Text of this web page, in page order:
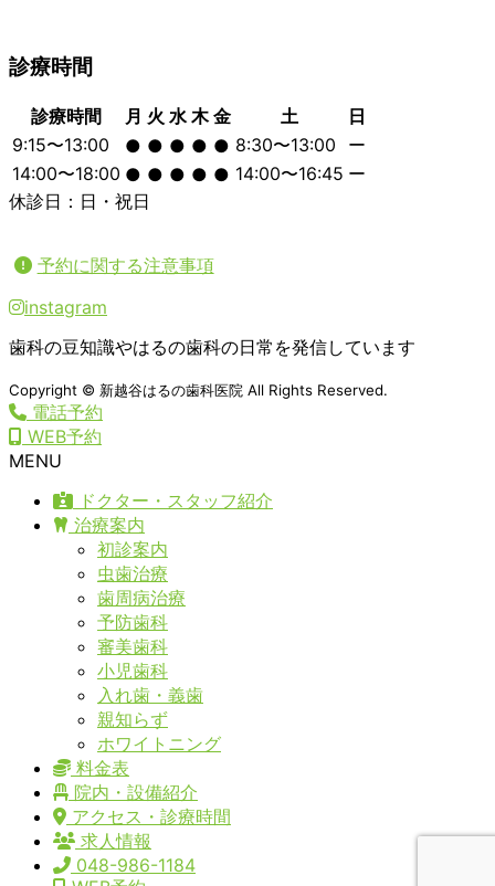
診療時間
診療時間 月 火 水 木 金 土
日
9:15〜13:00
● ● ● ● ● 8:30〜13:00
ー
14:00〜18:00 ● ● ● ● ● 14:00〜16:45 ー
休診日：日・祝日
予約に関する注意事項
instagram
歯科の豆知識やはるの歯科の日常を発信しています
Copyright © 新越谷はるの歯科医院 All Rights Reserved.
電話予約
WEB予約
MENU
ドクター・スタッフ紹介
治療案内
初診案内
虫歯治療
歯周病治療
予防歯科
審美歯科
小児歯科
入れ歯・義歯
親知らず
ホワイトニング
料金表
院内・設備紹介
アクセス・診療時間
求人情報
048-986-1184